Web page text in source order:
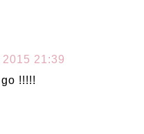
21:39
!!!!!